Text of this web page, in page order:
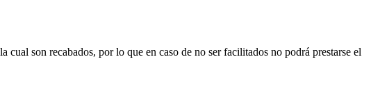
son recabados, por lo que en caso de no ser facilitados no podrá prestarse el